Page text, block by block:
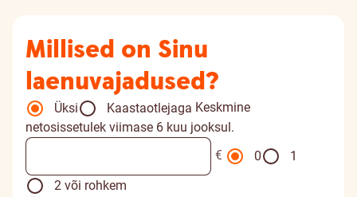
Millised on Sinu
laenuvajadused?
Üksi Kaastaotlejaga Keskmine
netosissetulek viimase 6 kuu jooksul.
€
0
1
2 või rohkem